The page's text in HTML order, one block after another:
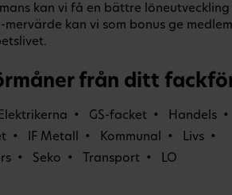
kan vi få en bättre löneutveckling
mervärde kan vi som bonus ge
från ditt
GS-facket
Handels
IF Metall Kommunal
Livs
Seko Transport LO